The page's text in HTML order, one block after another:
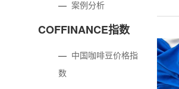
—案例分析
COFFINANCE指数
— 中国咖啡豆价格指
数